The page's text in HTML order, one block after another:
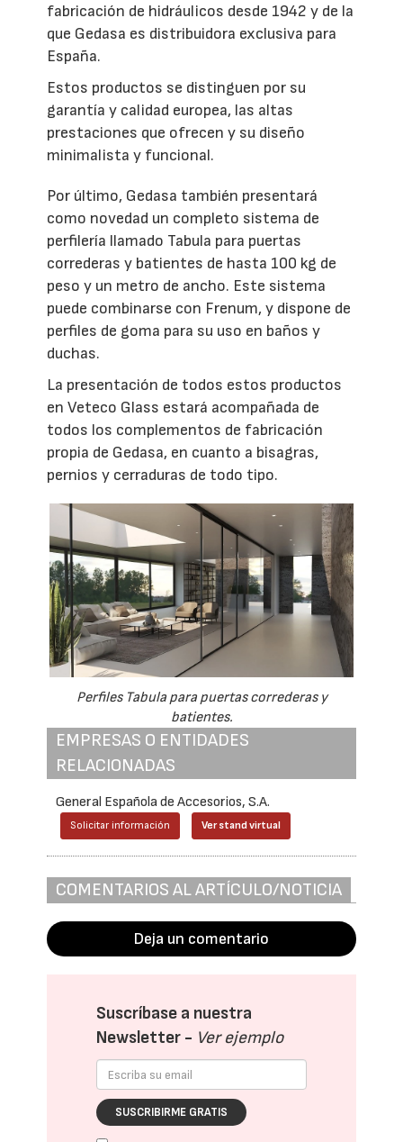
fabricación de hidráulicos desde 1942 y de la
que Gedasa es distribuidora exclusiva para
España.
Estos productos se distinguen por su
garantía y calidad europea, las altas
prestaciones que ofrecen y su diseño
minimalista y funcional.
Por último, Gedasa también presentará
como novedad un completo sistema de
perfilería llamado Tabula para puertas
correderas y batientes de hasta 100 kg de
peso y un metro de ancho. Este sistema
puede combinarse con Frenum, y dispone de
perfiles de goma para su uso en baños y
duchas.
La presentación de todos estos productos
en Veteco Glass estará acompañada de
todos los complementos de fabricación
propia de Gedasa, en cuanto a bisagras,
pernios y cerraduras de todo tipo.
Perfiles Tabula para puertas correderas y
batientes.
EMPRESAS O ENTIDADES
RELACIONADAS
General Española de Accesorios, S.A.
Solicitar información Ver stand virtual
COMENTARIOS AL ARTÍCULO/NOTICIA
Deja un comentario
Suscríbase a nuestra
Newsletter - Ver ejemplo
SUSCRIBIRME GRATIS